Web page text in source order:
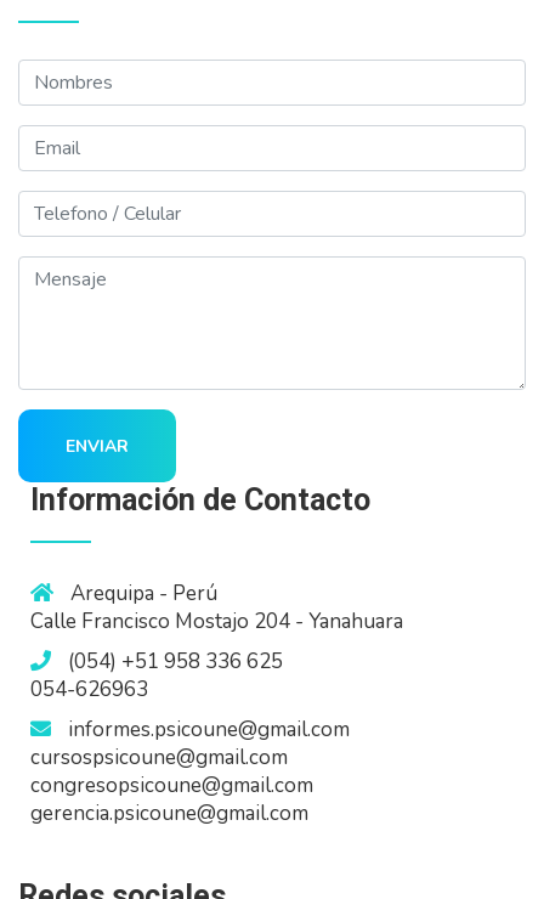
Nombres
Email
Telefono
Mensaje
ENVIAR
Información de Contacto
Arequipa - Perú
Calle Francisco Mostajo 204 - Yanahuara
(054) +51 958 336 625
054-626963
informes.psicoune@gmail.com
cursospsicoune@gmail.com
congresopsicoune@gmail.com
gerencia.psicoune@gmail.com